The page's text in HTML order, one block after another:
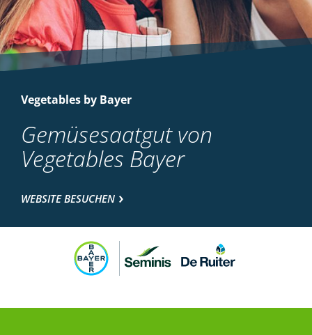
Vegetables by Bayer
Gemüsesaatgut von
Vegetables Bayer
WEBSITE BESUCHEN